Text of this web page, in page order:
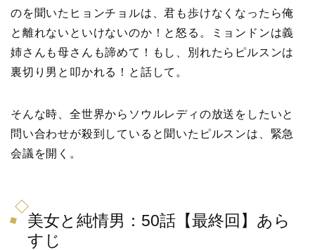
のを聞いたヒョンチョルは、君も歩けなくなったら俺
と離れないといけないのか！と怒る。ミョンドンは義
姉さんも母さんも諦めて！もし、別れたらピルスンは
裏切り男と叩かれる！と話して。
そんな時、全世界からソウルレディの放送をしたいと
問い合わせが殺到していると聞いたピルスンは、緊急
会議を開く。
美女と純情男：50話【最終回】あら
すじ